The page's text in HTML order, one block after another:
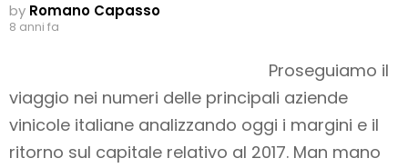
by Romano Capasso
8 anni fa
Proseguiamo il
viaggio nei numeri delle principali aziende
vinicole italiane analizzando oggi i margini e il
ritorno sul capitale relativo al 2017. Man mano